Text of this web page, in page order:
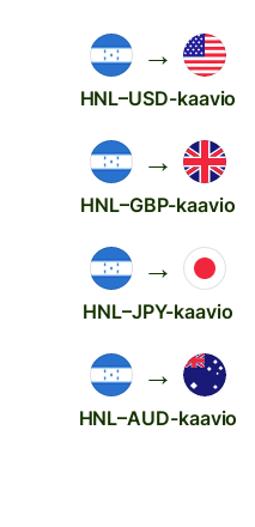
→
HNL–USD-kaavio
→
HNL–GBP-kaavio
→
HNL–JPY-kaavio
→
HNL–AUD-kaavio